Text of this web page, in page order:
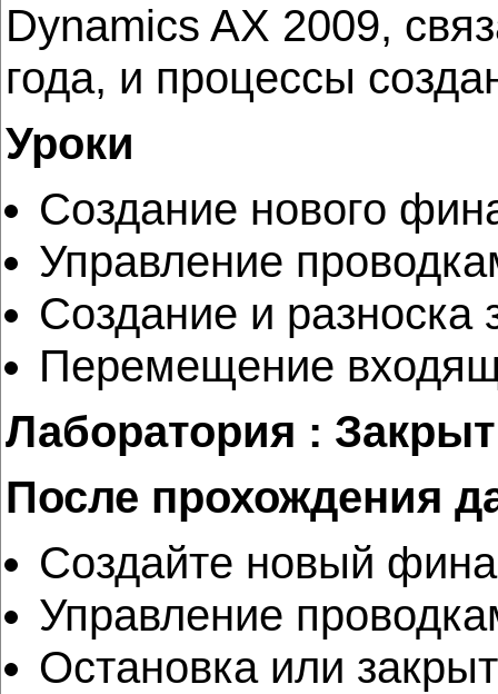
Dynamics AX 2009,
года, и процессы
Уроки
Создание нового
Управление
Создание и разноска
Перемещение
Лаборатория :
После прохождения
Создайте новый
Управление
Остановка или